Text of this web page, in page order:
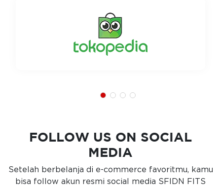
FOLLOW US ON SOCIAL
MEDIA
Setelah berbelanja di e-commerce favoritmu, kamu
bisa follow akun resmi social media SFIDN FITS